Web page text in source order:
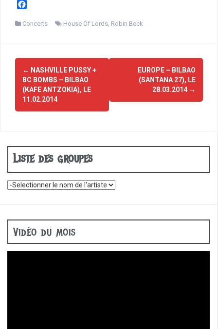
c
k
Concerts House Of Lords, Robin Beck
Navigation
d'article
← NASHVILLE PUSSY +
BC BOMBS – BILBAO
(KAFE ANTZOKIA), LE
11.02.2014
EUROPE – BILBAO
(SANTANA 27), LE
28.03.2014 →
Liste des groupes
Vidéo du mois